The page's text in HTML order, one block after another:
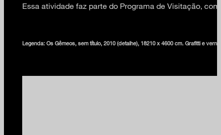
Essa atividade faz parte do Programa de Visitação,
Legenda: Os Gêmeos, sem título, 2010 (detalhe), 18210 x 4600 cm. Grafitti e